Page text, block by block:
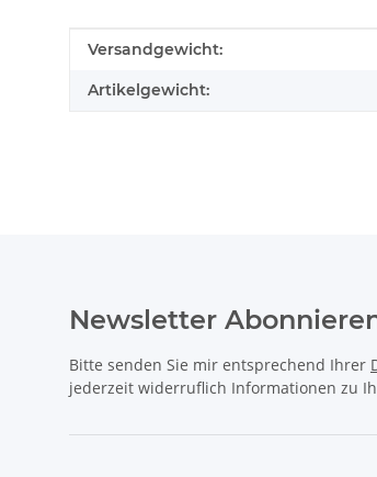
Produkteigenschaft
Wert
Versandgewicht:
Artikelgewicht:
Newsletter
Bitte senden Sie mir entsprechend Ihrer
jederzeit widerruflich Informationen zu